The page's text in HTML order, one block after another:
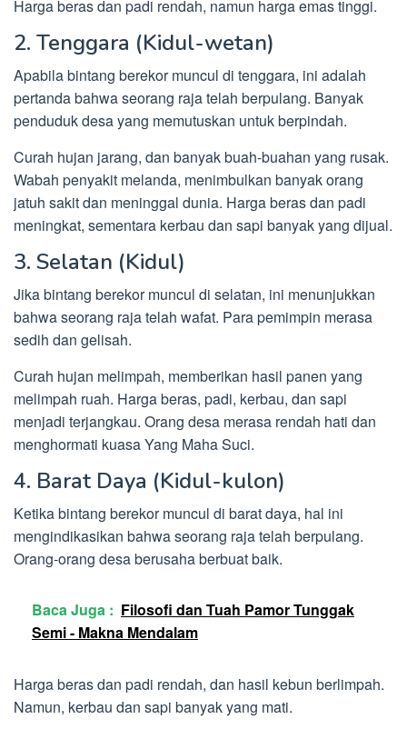
Harga beras dan padi rendah, namun harga emas tinggi.
2. Tenggara (Kidul-wetan)
Apabila bintang berekor muncul di tenggara, ini adalah
pertanda bahwa seorang raja telah berpulang. Banyak
penduduk desa yang memutuskan untuk berpindah.
Curah hujan jarang, dan banyak buah-buahan yang rusak.
Wabah penyakit melanda, menimbulkan banyak orang
jatuh sakit dan meninggal dunia. Harga beras dan padi
meningkat, sementara kerbau dan sapi banyak yang dijual.
3. Selatan (Kidul)
Jika bintang berekor muncul di selatan, ini menunjukkan
bahwa seorang raja telah wafat. Para pemimpin merasa
sedih dan gelisah.
Curah hujan melimpah, memberikan hasil panen yang
melimpah ruah. Harga beras, padi, kerbau, dan sapi
menjadi terjangkau. Orang desa merasa rendah hati dan
menghormati kuasa Yang Maha Suci.
4. Barat Daya (Kidul-kulon)
Ketika bintang berekor muncul di barat daya, hal ini
mengindikasikan bahwa seorang raja telah berpulang.
Orang-orang desa berusaha berbuat baik.
Baca Juga : Filosofi dan Tuah Pamor Tunggak
Semi - Makna Mendalam
Harga beras dan padi rendah, dan hasil kebun berlimpah.
Namun, kerbau dan sapi banyak yang mati.